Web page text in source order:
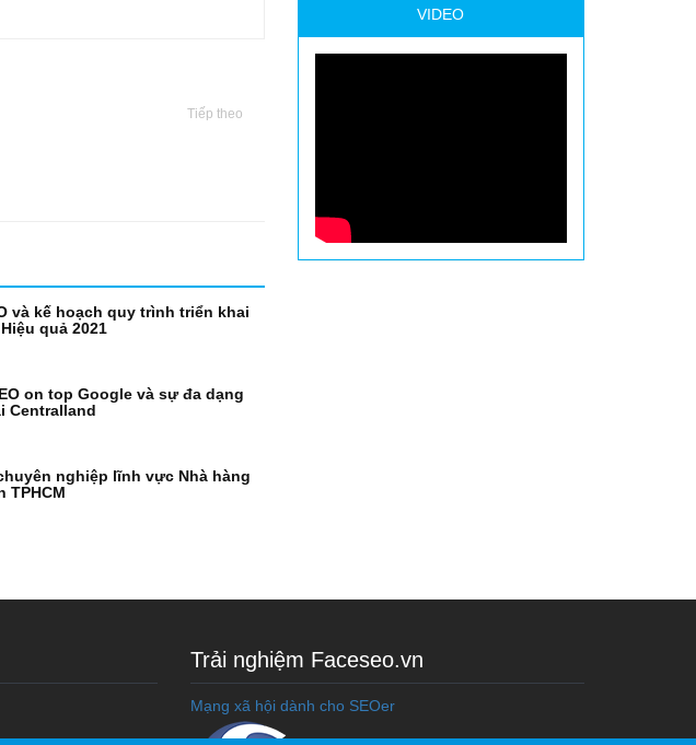
Tiếp theo
và kế hoạch quy trình triển khai
quả 2021
on top Google và sự đa dạng
Centralland
nghiệp lĩnh vực Nhà hàng
TPHCM
VIDEO
Trải nghiệm Faceseo.vn
Mạng xã hội dành cho SEOer
Google